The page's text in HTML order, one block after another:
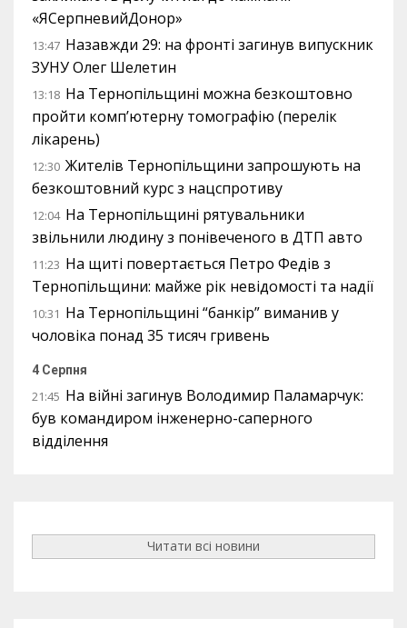
«ЯСерпневийДонор»
13:47 Назавжди 29: на фронті загинув випускник
ЗУНУ Олег Шелетин
13:18 На Тернопільщині можна безкоштовно
пройти комп’ютерну томографію (перелік
лікарень)
12:30 Жителів Тернопільщини запрошують на
безкоштовний курс з нацспротиву
12:04 На Тернопільщині рятувальники
звільнили людину з понівеченого в ДТП авто
11:23 На щиті повертається Петро Федів з
Тернопільщини: майже рік невідомості та надії
10:31 На Тернопільщині “банкір” виманив у
чоловіка понад 35 тисяч гривень
4 Серпня
21:45 На війні загинув Володимир Паламарчук:
був командиром інженерно-саперного
відділення
Читати всі новини